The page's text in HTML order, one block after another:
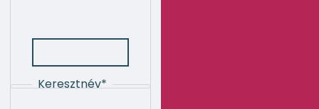
Keresztnév*